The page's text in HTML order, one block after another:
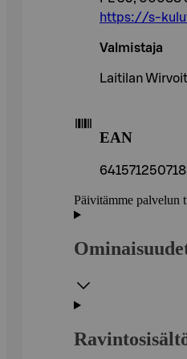
https://s-
Valmistaja
Laitilan
EAN
Päivitämme palvelun